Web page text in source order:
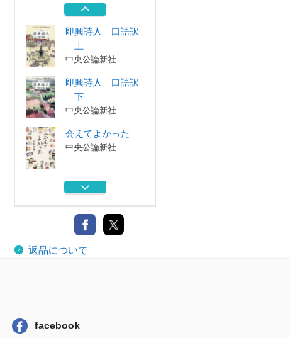
産経新聞出版
即興詩人 口語訳
上
中央公論新社
即興詩人 口語訳
下
中央公論新社
会えてよかった
中央公論新社
地球は日時計
令８ 日本のふる
さと奈良カレン...
返品について
facebook